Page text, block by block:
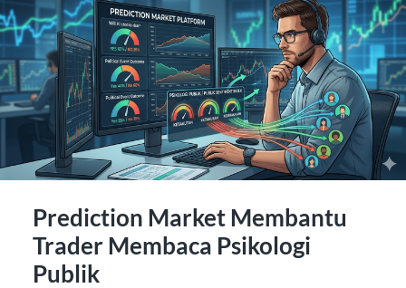
Prediction Market Membantu
Trader Membaca Psikologi
Publik